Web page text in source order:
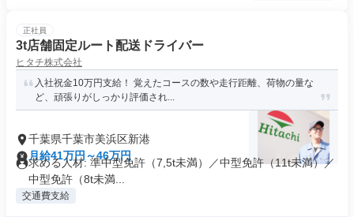
正社員
3t店舗固定ルート配送ドライバー
ヒタチ株式会社
入社祝金10万円支給！ 覚えたコースの数や走行距離、荷物の量な
ど、頑張りがしっかり評価され...
千葉県千葉市美浜区新港
月給41万円～46万円
求める人材: 準中型免許（7,5t未満）／中型免許（11t未満）／
中型免許（8t未満...
交通費支給